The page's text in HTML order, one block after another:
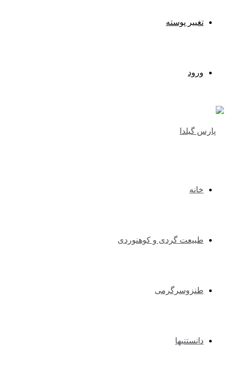
تغییر پوسته
ورود
خانه
طبیعت گردی و کوهنوردی
طنزوسرگرمی
دانستنیها